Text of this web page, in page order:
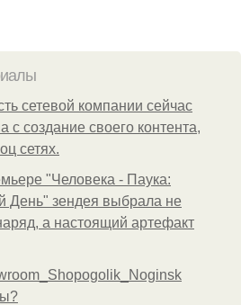
сетевой компании сейчас
с создание своего контента,
сетях.
"Человека - Паука:
зендея выбрала не
а настоящий артефакт